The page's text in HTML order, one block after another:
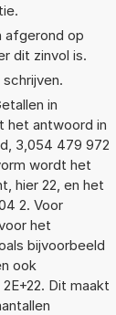
afgerond op
dit zinvol is.
in
het antwoord in
3,054 479 972
wordt het
hier 22, en het
2. Voor
het
bijvoorbeeld
ook
Dit maakt